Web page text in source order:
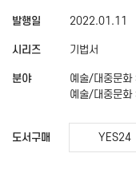
발행일 2022.01.11
시리즈 기법서
분야
예술/대중문
예술/대중문
도서구매 YES24